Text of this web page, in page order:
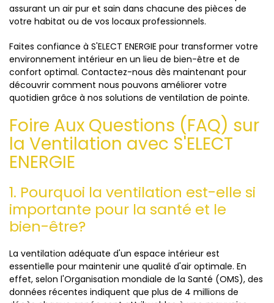
assurant un air pur et sain dans chacune des pièces de
votre habitat ou de vos locaux professionnels.
Faites confiance à S'ELECT ENERGIE pour transformer votre
environnement intérieur en un lieu de bien-être et de
confort optimal. Contactez-nous dès maintenant pour
découvrir comment nous pouvons améliorer votre
quotidien grâce à nos solutions de ventilation de pointe.
Foire Aux Questions (FAQ) sur
la Ventilation avec S'ELECT
ENERGIE
1. Pourquoi la ventilation est-elle si
importante pour la santé et le
bien-être?
La ventilation adéquate d'un espace intérieur est
essentielle pour maintenir une qualité d'air optimale. En
effet, selon l'Organisation mondiale de la Santé (OMS), des
données récentes indiquent que plus de 4 millions de